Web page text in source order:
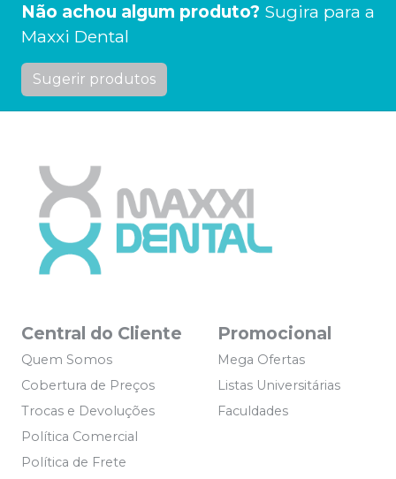
Não achou algum produto? Sugira para a
Maxxi Dental
Sugerir produtos
Central do Cliente
Quem Somos
Cobertura de Preços
Trocas e Devoluções
Política Comercial
Política de Frete
Promocional
Mega Ofertas
Listas Universitárias
Faculdades